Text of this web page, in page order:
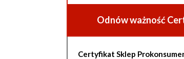
Odnów ważność
Certyfikat Sklep